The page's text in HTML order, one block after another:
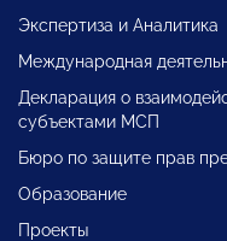
Экспертиза и Аналитика
Международная
Декларация о
субъектами МСП
Бюро по защите прав
Образование
Проекты